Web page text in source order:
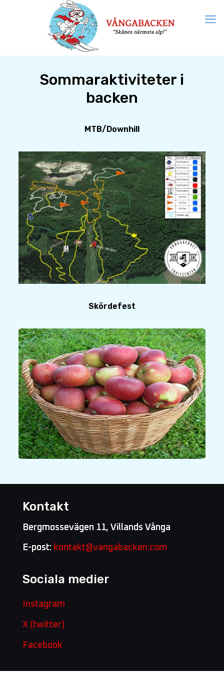
Sommaraktiviteter i
backen
MTB/Downhill
Skördefest
Kontakt
Bergmossevägen 11, Villands Vånga
E-post: kontakt@vangabacken.com
Sociala medier
Instagram
X (twitter)
Facebook